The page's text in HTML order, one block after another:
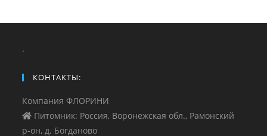
.
КОНТАКТЫ:
Компания ФЛОРИНИ
Питомник: Россия, Воронежская обл., Рамонский
р-он, д. Богданово